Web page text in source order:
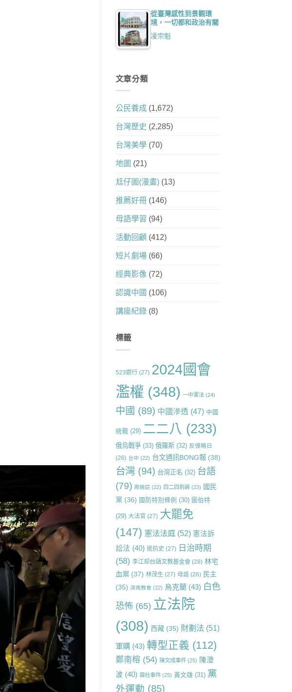
從臺灣感性到景觀環
境，一切都和政治有關
凌宗魁
文章分類
公民養成(1,672)
台灣歷史 (2,285)
台灣美學(70)
地圖 (21)
尪仔圖(漫畫)(13)
推薦好冊(146)
母語學習 (94)
活動回顧 (412)
短片劇場(66)
經典影像 (72)
認識中國 (106)
講座紀錄(8)
標籤
523遊行(27) 2024國會
濫權 (348) 一中憲法(24)
中國 (89) 中國滲透 (47) 中國
統戰 (29) 二二八 (233)
俄烏戰爭(33) 俄羅斯(32) 反侵略日
(26) 台中 (22) 台文通訊BONG報(38)
台灣(94) 台灣正名 (32) 台語
(79) 周婉窈 (22) 四二四刺蔣(23) 國民
黨 (36) 國防特別條例 (30) 圖伯特
(29) 大法官(27) 大罷免
(147) 憲法法庭(52) 憲法訴
訟法 (40) 抵抗史 (27) 日治時期
(58) 李江却台語文教基金會(28) 林宅
血案(37) 林茂生 (27) 母語(26) 民主
(35) 濟南教會 (22) 烏克蘭(43) 白色
恐怖 (65) 立法院
(308) 西藏(35) 財劃法(51)
軍購(43) 轉型正義 (112)
鄭南榕 (54) 陳文成事件(25) 陳澄
波 (40) 霧社事件(25) 黃文雄(31) 黨
外運動 (85)